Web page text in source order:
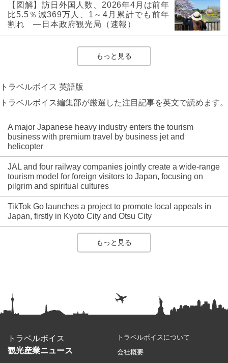
【図解】訪日外国人数、2026年4月は前年
比5.5％減369万人、1～4月累計でも前年
割れ ―日本政府観光局（速報）
もっと見る
トラベルボイス 英語版
トラベルボイス編集部が厳選した注目記事を英文で読めます。
A major Japanese heavy industry enters the tourism
business with premium travel by business jet and
helicopter
JAL and four railway companies jointly create a wide-range
tourism model for foreign visitors to Japan, focusing on
pilgrim and spiritual cultures
TikTok Go launches a project to promote local appeals in
Japan, firstly in Kyoto City and Otsu City
もっと見る
トラベルボイス
観光産業ニュース
トラベルボイスについて
会社概要